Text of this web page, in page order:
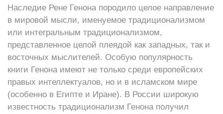
Наследие Рене Генона породило целое направление
в мировой мысли, именуемое традиционализмом
или интегральным традиционализмом,
представленное целой плеядой как западных, так и
восточных мыслителей. Особую популярность
книги Генона имеют не только среди европейских
правых интеллектуалов, но и в исламском мире
(особенно в Египте и Иране). В России широкую
известность традиционализм Генона получил